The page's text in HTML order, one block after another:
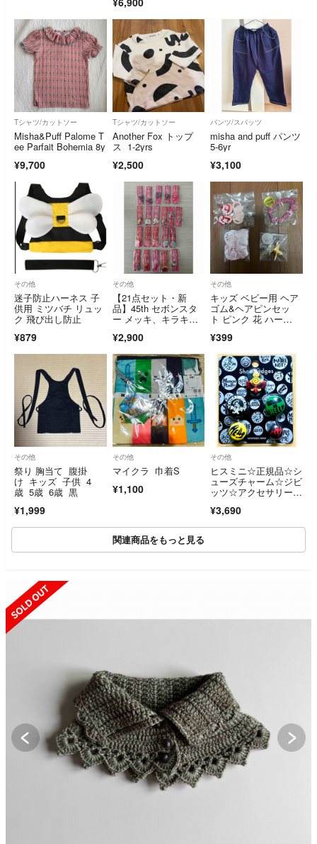
Tシャツ/カットソー
Misha&Puff Palome T
ee Parfait Bohemia 8y
¥9,700
Tシャツ/カットソー
Another Fox トップ
ス 1-2yrs
¥2,500
パンツ/スパッツ
misha and puff パンツ
5-6yr
¥3,100
その他
迷子防止ハーネス 子
供用 ミツバチ リュッ
ク 飛び出し防止
¥879
その他
【21点セット・新
品】45th セボンスタ
ー メッキ、キラキラ
¥2,900
その他
キッズ ベビー用 ヘア
ゴム&ヘアピンセッ
ト ピンク 花 ハー
¥399
その他
祭り 胸当て 腹掛
け キッズ 子供 4
歳 5歳 6歳 黒
¥1,999
その他
マイクラ 巾着S
¥1,100
その他
ヒスミニ☆正規品☆シ
ューズチャーム☆ジビ
ッツ☆アクセサリー☆
YSTERIC MINI☆A
¥3,690
関連商品をもっと見る